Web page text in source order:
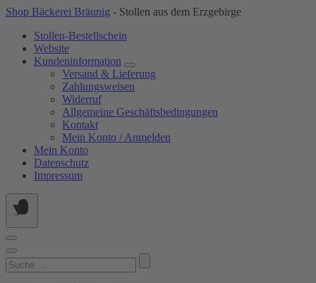
Springe
Inhalt
Shop Bäckerei Bräunig - Stollen aus dem Erzgebirge
Stollen-Bestellschein
Website
Kundeninformation
Versand & Lieferung
Zahlungsweisen
Widerruf
Allgemeine Geschäftsbedingungen
Kontakt
Mein Konto / Anmelden
Mein Konto
Datenschutz
Impressum
Suchen
nach: